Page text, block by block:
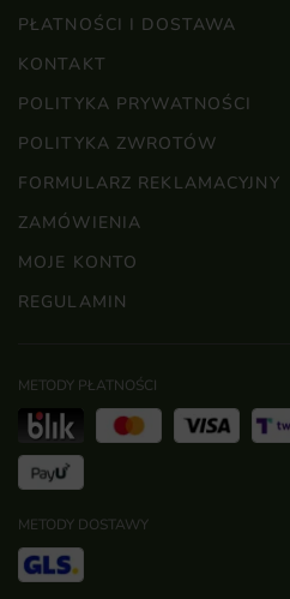
PŁATNOŚCI I DOSTAWA
KONTAKT
POLITYKA PRYWATNOŚCI
POLITYKA ZWROTÓW
FORMULARZ REKLAMACYJNY
ZAMÓWIENIA
MOJE KONTO
REGULAMIN
METODY PŁATNOŚCI
METODY DOSTAWY